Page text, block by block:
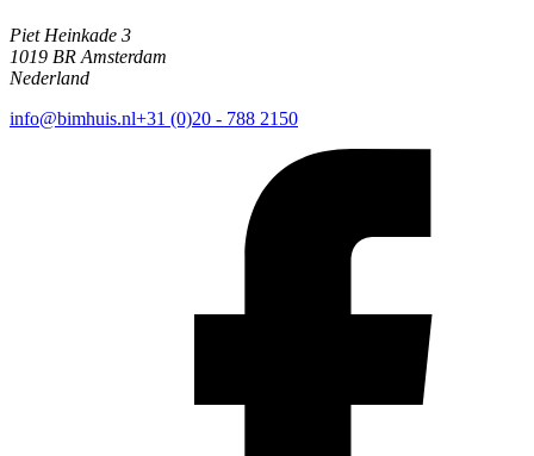
Piet Heinkade 3
1019 BR Amsterdam
Nederland
info@bimhuis.nl+31 (0)20 - 788 2150